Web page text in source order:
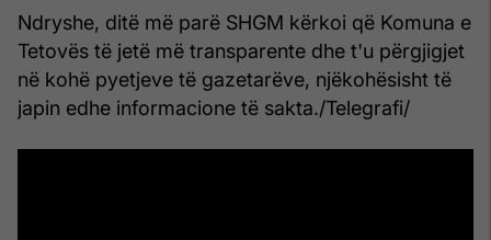
Ndryshe, ditë më parë SHGM kërkoi që Komuna e
Tetovës të jetë më transparente dhe t'u përgjigjet
në kohë pyetjeve të gazetarëve, njëkohësisht të
japin edhe informacione të sakta./Telegrafi/